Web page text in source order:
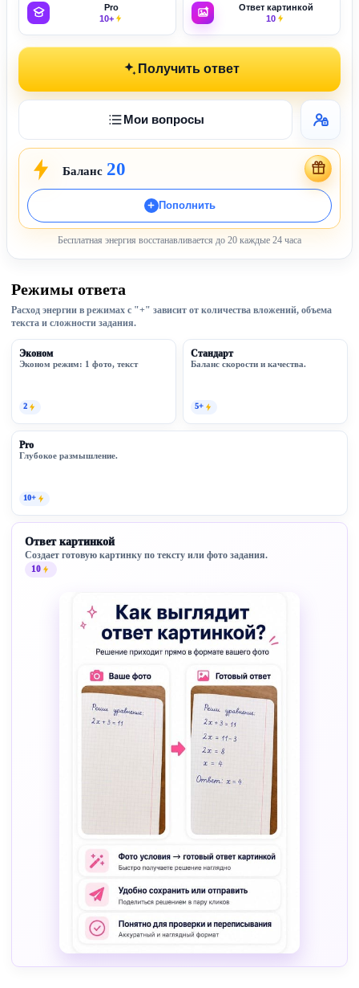
Pro
10+
Ответ картинкой
10
Получить ответ
Мои вопросы
Баланс 20
Пополнить
Бесплатная энергия восстанавливается до 20 каждые 24 часа
Режимы ответа
Расход энергии в режимах с "+" зависит от количества вложений, объема
текста и сложности задания.
Эконом
Эконом режим: 1 фото, текст
2
Стандарт
Баланс скорости и качества.
5+
Pro
Глубокое размышление.
10+
Ответ картинкой
Создает готовую картинку по тексту или фото задания.
10